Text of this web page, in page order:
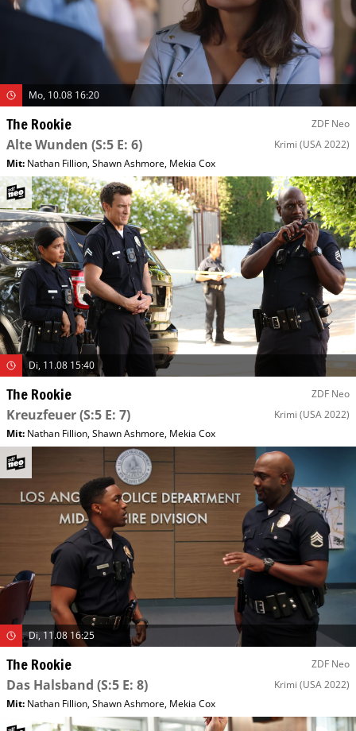
Mo, 10.08 16:20
The Rookie ZDF Neo
Alte Wunden (S:5 E: 6) Krimi (USA 2022)
Mit: Nathan Fillion,Shawn Ashmore, Mekia Cox
Di, 11.08 15:40
The Rookie ZDF Neo
Kreuzfeuer(S:5 E: 7) Krimi (USA 2022)
Mit: Nathan Fillion,Shawn Ashmore, Mekia Cox
Di, 11.08 16:25
The Rookie ZDF Neo
Das Halsband (S:5 E: 8) Krimi (USA 2022)
Mit: Nathan Fillion,Shawn Ashmore, Mekia Cox